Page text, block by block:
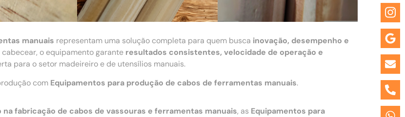
manuais representam uma solução completa para quem busca inovação, desempenho e
o equipamento garante resultados consistentes, velocidade de operação e
para o setor madeireiro e de utensílios manuais.
com Equipamentos para produção de cabos de ferramentas manuais.
fabricação de cabos de vassouras e ferramentas manuais, as Equipamentos para